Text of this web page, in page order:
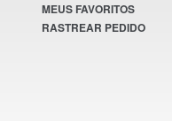
MEUS FAVORITOS
RASTREAR PEDIDO